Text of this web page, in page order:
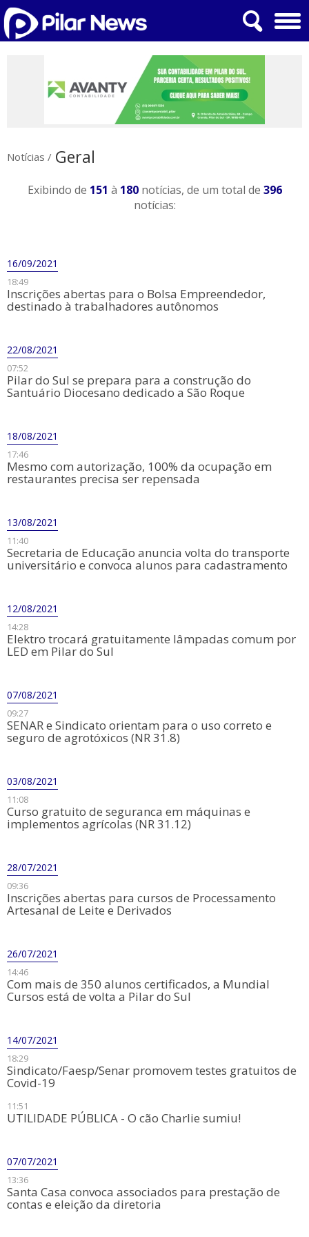
Notícias / Geral
Exibindo de 151 à 180notícias, de um total de 396
notícias:
16/09/2021
18:49
Inscrições abertas para o Bolsa Empreendedor,
destinado à trabalhadores autônomos
22/08/2021
07:52
Pilar do Sul se prepara para a construção do
Santuário Diocesano dedicado a São Roque
18/08/2021
17:46
Mesmo com autorização, 100% da ocupação em
restaurantes precisa ser repensada
13/08/2021
11:40
Secretaria de Educação anuncia volta do transporte
universitário e convoca alunos para cadastramento
12/08/2021
14:28
Elektro trocará gratuitamente lâmpadas comum por
LED em Pilar do Sul
07/08/2021
09:27
SENAR e Sindicato orientam para o uso correto e
seguro de agrotóxicos (NR 31.8)
03/08/2021
11:08
Curso gratuito de seguranca em máquinas e
implementos agrícolas (NR 31.12)
28/07/2021
09:36
Inscrições abertas para cursos de Processamento
Artesanal de Leite e Derivados
26/07/2021
14:46
Com mais de 350 alunos certificados, a Mundial
Cursos está de volta a Pilar do Sul
14/07/2021
18:29
Sindicato/Faesp/Senar promovem testes gratuitos de
Covid-19
11:51
UTILIDADE PÚBLICA - O cão Charlie sumiu!
07/07/2021
13:36
Santa Casa convoca associados para prestação de
contas e eleição da diretoria